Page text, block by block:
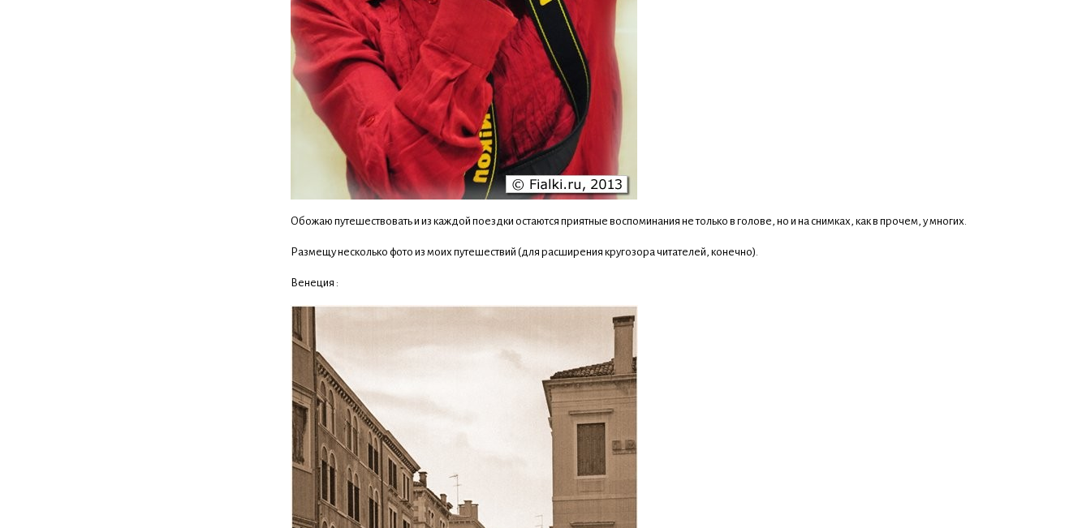
Обожаю путешествовать и из каждой поездки остаются приятные воспоминания не только в голове, но и на снимках, как в прочем, у многих.
Размещу несколько фото из моих путешествий (для расширения кругозора читателей, конечно).
Венеция :